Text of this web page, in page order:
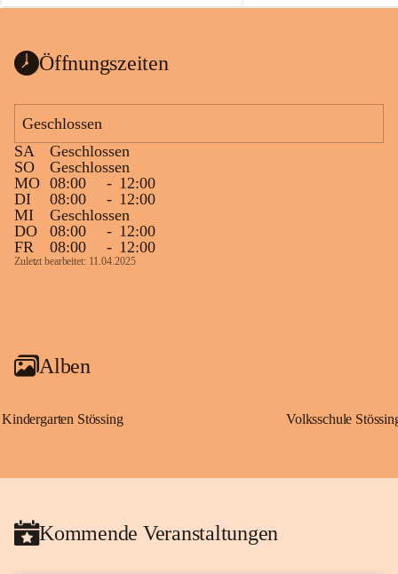
Öffnungszeiten
Geschlossen
SA
Geschlossen
SO
Geschlossen
MO 08:00 - 12:00
DI
08:00 - 12:00
MI
Geschlossen
DO
08:00 - 12:00
FR
08:00 - 12:00
Zuletzt bearbeitet: 11.04.2025
Alben
Kindergarten Stössing Volksschule
Kommende Veranstaltungen